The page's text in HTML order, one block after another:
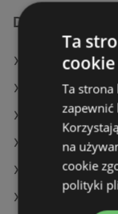
Dodatkowe
Oferty
Oferty
Oferty
Aktualne
Aktualne
Aktualne
Ta
cookie
Ta
zapewnić
na
cookie
polityki